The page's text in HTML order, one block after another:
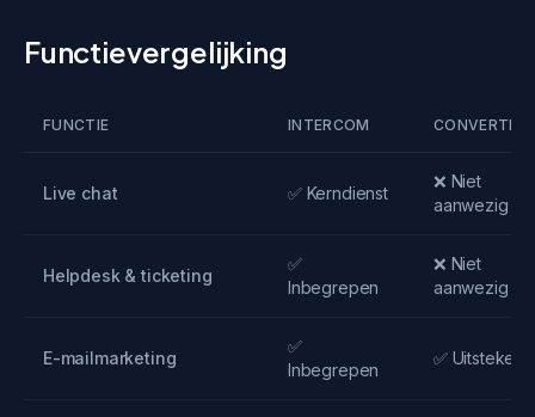
Functievergelijking
FUNCTIE INTERCOM CONVERTKIT
Live chat ✅ Kerndienst
❌ Niet
aanwezig
Helpdesk & ticketing
✅
Inbegrepen
❌ Niet
aanwezig
E-mailmarketing
✅
Inbegrepen
✅ Uitstekend